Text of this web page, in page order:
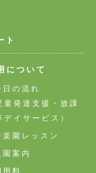
ト
について
日の流れ
童発達支援・放課
デイサービス）
楽園レッスン
園案内
用料